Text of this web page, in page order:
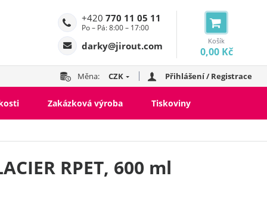
Košík
0,00 Kč
+420 770 11 05 11
Po – Pá: 8:00 – 17:00
darky@jirout.com
Měna: CZK Přihlášení / Registrace
Zakázková výroba Tiskoviny
RPET, 600 ml